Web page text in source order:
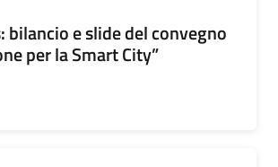
bilancio e slide del convegno
per la Smart City”